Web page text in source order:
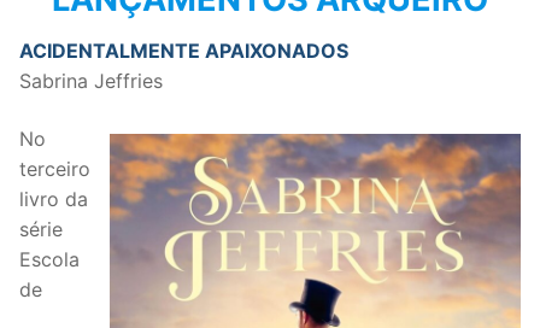
ACIDENTALMENTE APAIXONADOS
Sabrina Jeffries
No
terceiro
livro da
série
Escola
de